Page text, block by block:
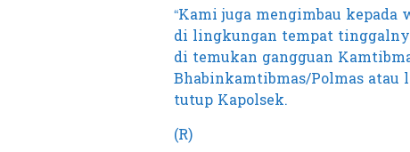
“Kami juga mengimbau kepada
di lingkungan tempat
di temukan gangguan
Bhabinkamtibmas/Polmas atau
tutup Kapolsek.
(R)